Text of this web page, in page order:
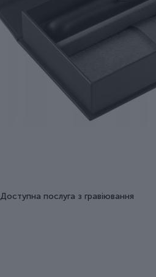
Доступна послуга з гравіювання